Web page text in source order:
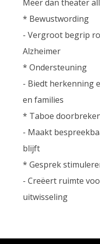
Meer dan theater
* Bewustwording
- Vergroot begrip
Alzheimer
* Ondersteuning
- Biedt herkenning
en families
* Taboe
- Maakt
blijft
* Gesprek
- Creëert ruimte
uitwisseling